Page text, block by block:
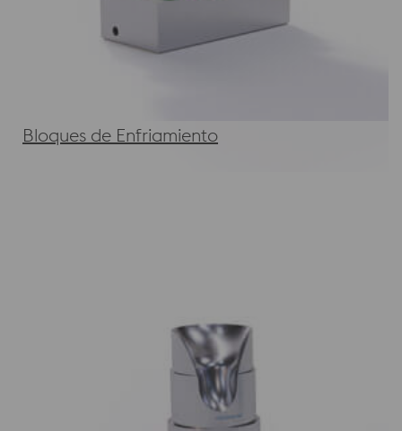
Bloques de Enfriamiento